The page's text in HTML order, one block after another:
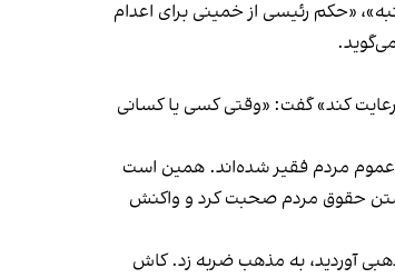
در هر چهارشنبه»، «حکم رئیسی از خمینی برای اعدام
کند» گفت: «وقتی کسی یا کسانی
عموم مردم فقیر شده‌اند. همین است
حقوق مردم صحبت کرد و واکنش
آوردید، به مذهب ضربه زد. کاش